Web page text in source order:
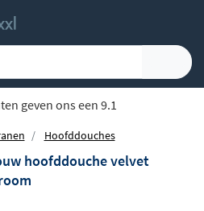
geven ons een 9.1
Hoofddouches
hoofddouche velvet